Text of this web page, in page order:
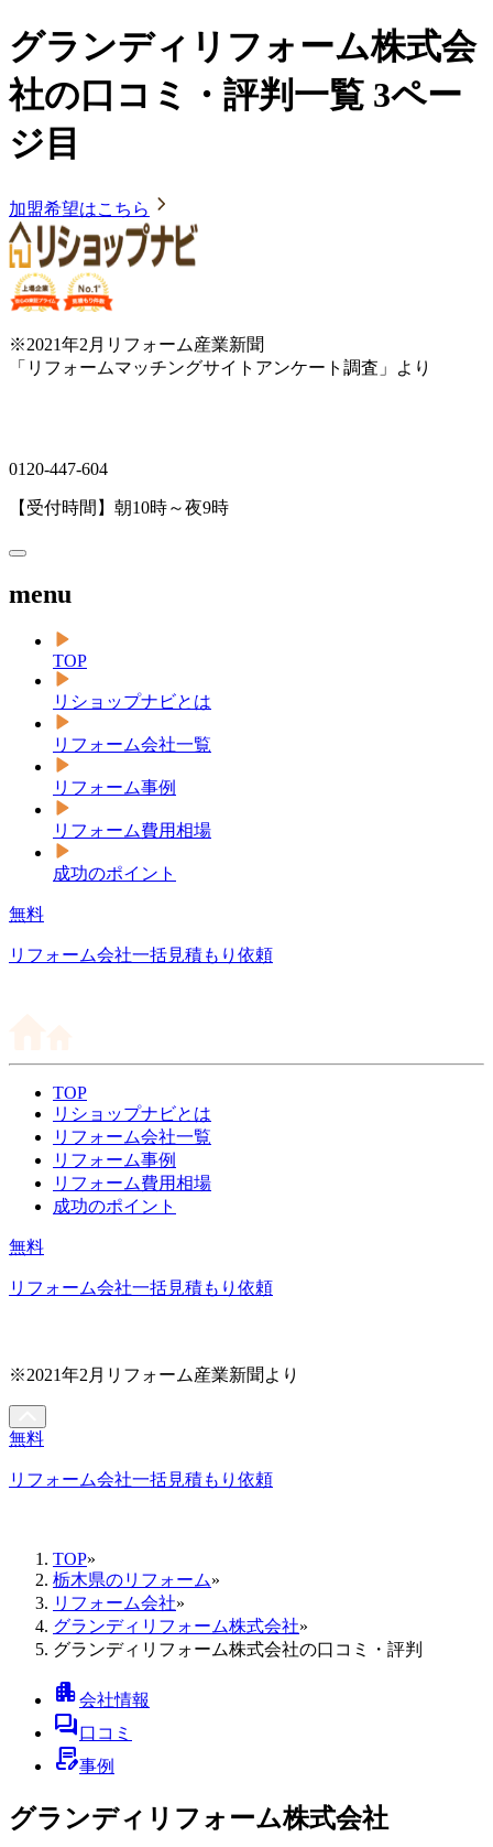
グランディリフォーム株式会
社の口コミ・評判一覧 3ペー
ジ目
加盟希望はこちら
※2021年2月リフォーム産業新聞
「リフォームマッチングサイトアンケート調査」より
0120-447-604
【受付時間】朝10時～夜9時
menu
TOP
リショップナビとは
リフォーム会社一覧
リフォーム事例
リフォーム費用相場
成功のポイント
無料
リフォーム会社一括見積もり依頼
TOP
リショップナビとは
リフォーム会社一覧
リフォーム事例
リフォーム費用相場
成功のポイント
無料
リフォーム会社一括見積もり依頼
※2021年2月リフォーム産業新聞より
無料
リフォーム会社一括見積もり依頼
TOP»
栃木県のリフォーム»
リフォーム会社»
グランディリフォーム株式会社»
グランディリフォーム株式会社の口コミ・評判
apartment会社情報
forum口コミ
contract_edit事例
グランディリフォーム株式会社